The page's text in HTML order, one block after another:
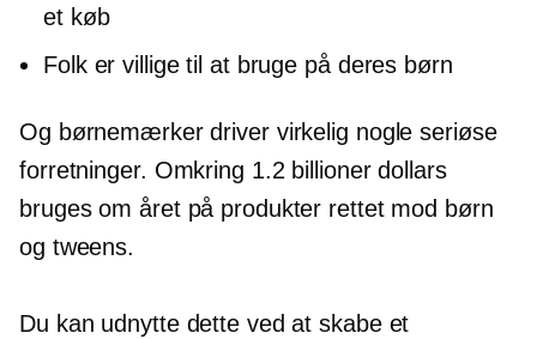
et køb
Folk er villige til at bruge på deres børn
Og børnemærker driver virkelig nogle seriøse
forretninger. Omkring 1.2 billioner dollars
bruges om året på produkter rettet mod børn
og tweens.
Du kan udnytte dette ved at skabe et